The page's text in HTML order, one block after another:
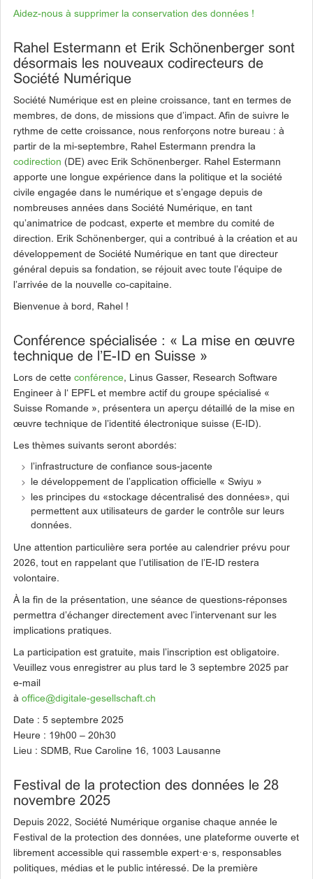
Aidez-nous à supprimer la conservation des données !
Rahel Estermann et Erik Schönenberger sont
désormais les nouveaux codirecteurs de
Société Numérique
Société Numérique est en pleine croissance, tant en termes de
membres, de dons, de missions que d’impact. Afin de suivre le
rythme de cette croissance, nous renforçons notre bureau : à
partir de la mi-septembre, Rahel Estermann prendra la
codirection (DE) avec Erik Schönenberger. Rahel Estermann
apporte une longue expérience dans la politique et la société
civile engagée dans le numérique et s’engage depuis de
nombreuses années dans Société Numérique, en tant
qu’animatrice de podcast, experte et membre du comité de
direction. Erik Schönenberger, qui a contribué à la création et au
développement de Société Numérique en tant que directeur
général depuis sa fondation, se réjouit avec toute l’équipe de
l’arrivée de la nouvelle co-capitaine.
Bienvenue à bord, Rahel !
Conférence spécialisée : « La mise en œuvre
technique de l’E-ID en Suisse »
Lors de cette conférence, Linus Gasser, Research Software
Engineer à l‘ EPFL et membre actif du groupe spécialisé «
Suisse Romande », présentera un aperçu détaillé de la mise en
œuvre technique de l’identité électronique suisse (E-ID).
Les thèmes suivants seront abordés:
l’infrastructure de confiance sous-jacente
le développement de l’application officielle « Swiyu »
les principes du «stockage décentralisé des données», qui
permettent aux utilisateurs de garder le contrôle sur leurs
données.
Une attention particulière sera portée au calendrier prévu pour
2026, tout en rappelant que l’utilisation de l’E-ID restera
volontaire.
À la fin de la présentation, une séance de questions-réponses
permettra d’échanger directement avec l’intervenant sur les
implications pratiques.
La participation est gratuite, mais l’inscription est obligatoire.
Veuillez vous enregistrer au plus tard le 3 septembre 2025 par
e-mail
à office@digitale-gesellschaft.ch
Date : 5 septembre 2025
Heure : 19h00 – 20h30
Lieu : SDMB, Rue Caroline 16, 1003 Lausanne
Festival de la protection des données le 28
novembre 2025
Depuis 2022, Société Numérique organise chaque année le
Festival de la protection des données, une plateforme ouverte et
librement accessible qui rassemble expert·e·s, responsables
politiques, médias et le public intéressé. De la première